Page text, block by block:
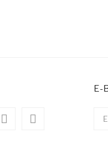
E-